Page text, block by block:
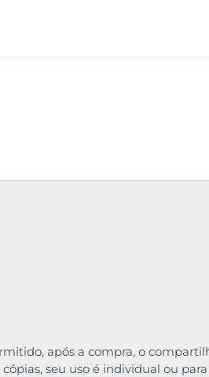
após a compra, o
seu uso é individual ou